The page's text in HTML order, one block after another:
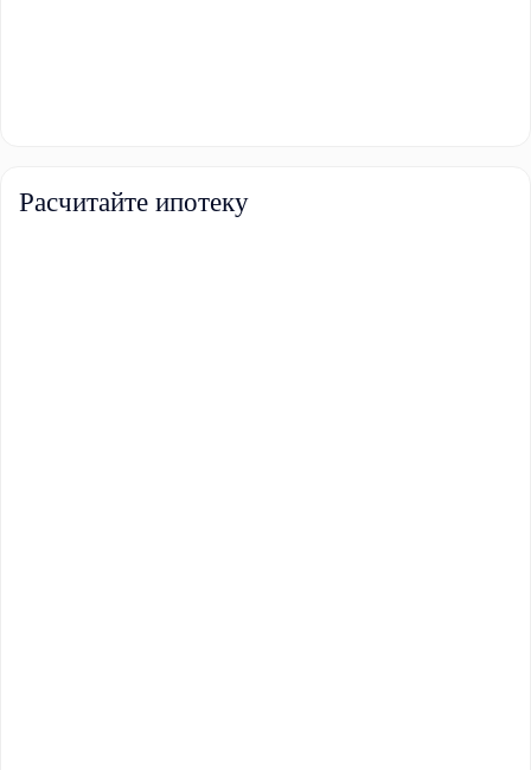
Расчитайте ипотеку